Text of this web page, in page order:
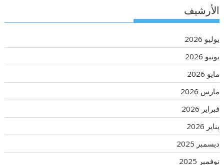
الأرشيف
يوليو 2026
يونيو 2026
مايو 2026
مارس 2026
فبراير 2026
يناير 2026
ديسمبر 2025
نوفمبر 2025